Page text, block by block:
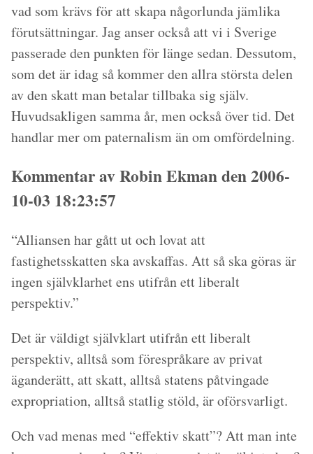
vad som krävs för att skapa någorlunda jämlika
förutsättningar. Jag anser också att vi i Sverige
passerade den punkten för länge sedan. Dessutom,
som det är idag så kommer den allra största delen
av den skatt man betalar tillbaka sig själv.
Huvudsakligen samma år, men också över tid. Det
handlar mer om paternalism än om omfördelning.
Kommentar av Robin Ekman den 2006-
10-03 18:23:57
“Alliansen har gått ut och lovat att
fastighetsskatten ska avskaffas. Att så ska göras är
ingen självklarhet ens utifrån ett liberalt
perspektiv.”
Det är väldigt självklart utifrån ett liberalt
perspektiv, alltså som förespråkare av privat
äganderätt, att skatt, alltså statens påtvingade
expropriation, alltså statlig stöld, är oförsvarligt.
Och vad menas med “effektiv skatt”? Att man inte